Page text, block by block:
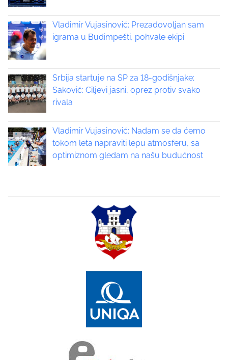
n
:
a
v
i
g
a
t
i
Vladimir Vujasinović: Prezadovoljan sam
igrama u Budimpešti, pohvale ekipi
Srbija startuje na SP za 18-godišnjake;
Saković: Ciljevi jasni, oprez protiv svako
rivala
Vladimir Vujasinović: Nadam se da ćemo
tokom leta napraviti lepu atmosferu, sa
optimiznom gledam na našu budućnost